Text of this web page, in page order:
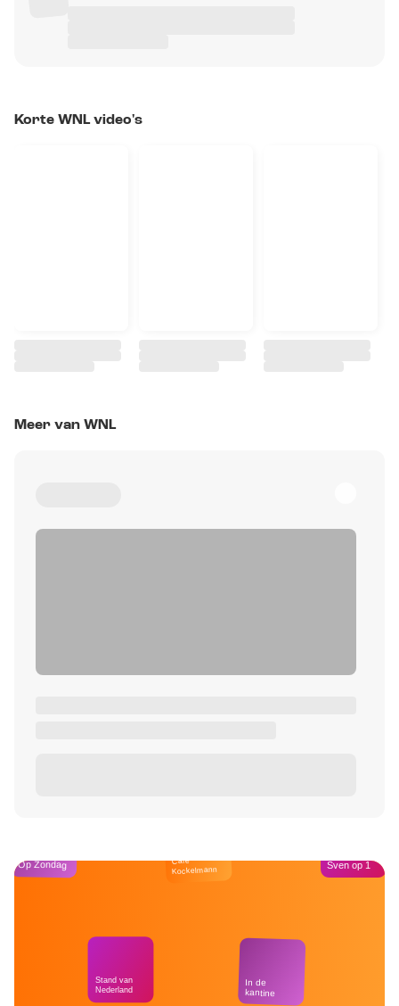
Korte WNL video's
Meer van WNL
Op Zondag
Stand van
Nederland
Café
Kockelmann
In de
kantine
Sven op 1